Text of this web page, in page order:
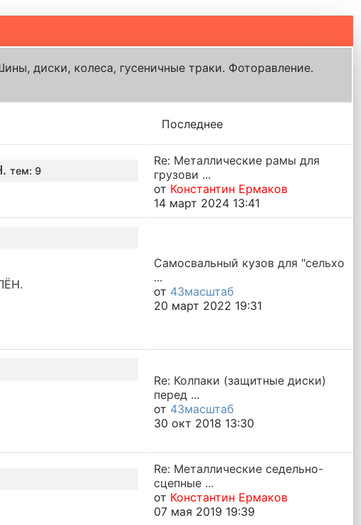
диски, колеса, гусеничные траки. Фоторавление.
Последнее
тем: 9
Re: Металлические рамы для
грузови ...
от Константин Ермаков
14 март 2024 13:41
Самосвальный кузов для "сельхо
...
от 43масштаб
20 март 2022 19:31
Re: Колпаки (защитные диски)
перед ...
от 43масштаб
30 окт 2018 13:30
Re: Металлические седельно-
сцепные ...
от Константин Ермаков
07 мая 2019 19:39